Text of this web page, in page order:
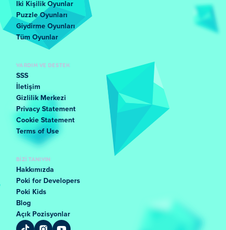
Iki Kişilik Oyunlar
Puzzle Oyunları
Giydirme Oyunları
Tüm Oyunlar
YARDIM VE DESTEK
SSS
İletişim
Gizlilik Merkezi
Privacy Statement
Cookie Statement
Terms of Use
BIZI TANIYIN
Hakkımızda
Poki for Developers
Poki Kids
Blog
Açık Pozisyonlar